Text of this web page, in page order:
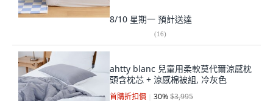
8/10 星期一 預計送達
(16)
ahtty blanc 兒童用柔軟莫代爾涼感枕
頭含枕芯 + 涼感棉被組, 冷灰色
首購折扣價 30%$3,995